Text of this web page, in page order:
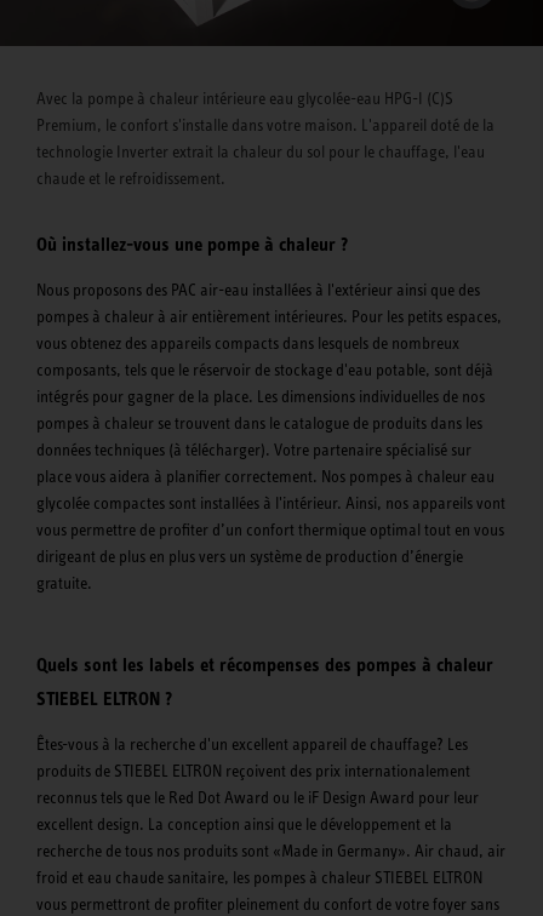
Avec la pompe à chaleur intérieure eau glycolée-eau HPG-I (C)S
Premium, le confort s'installe dans votre maison. L'appareil doté de la
technologie Inverter extrait la chaleur du sol pour le chauffage, l'eau
chaude et le refroidissement.
Où installez-vous une pompe à chaleur ?
Nous proposons des PAC air-eau installées à l'extérieur ainsi que des
pompes à chaleur à air entièrement intérieures. Pour les petits espaces,
vous obtenez des appareils compacts dans lesquels de nombreux
composants, tels que le réservoir de stockage d'eau potable, sont déjà
intégrés pour gagner de la place. Les dimensions individuelles de nos
pompes à chaleur se trouvent dans le catalogue de produits dans les
données techniques (à télécharger). Votre partenaire spécialisé sur
place vous aidera à planifier correctement. Nos pompes à chaleur eau
glycolée compactes sont installées à l'intérieur. Ainsi, nos appareils vont
vous permettre de profiter d’un confort thermique optimal tout en vous
dirigeant de plus en plus vers un système de production d’énergie
gratuite.
Quels sont les labels et récompenses des pompes à chaleur
STIEBEL ELTRON ?
Êtes-vous à la recherche d'un excellent appareil de chauffage? Les
produits de STIEBEL ELTRON reçoivent des prix internationalement
reconnus tels que le Red Dot Award ou le iF Design Award pour leur
excellent design. La conception ainsi que le développement et la
recherche de tous nos produits sont «Made in Germany». Air chaud, air
froid et eau chaude sanitaire, les pompes à chaleur STIEBEL ELTRON
vous permettront de profiter pleinement du confort de votre foyer sans